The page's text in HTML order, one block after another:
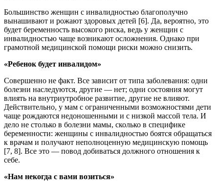
Большинство женщин с инвалидностью благополучно
вынашивают и рожают здоровых детей [6]. Да, вероятно, это
будет беременность высокого риска, ведь у женщин с
инвалидностью чаще возникают осложнения. Однако при
грамотной медицинской помощи риски можно снизить.
«Ребенок будет инвалидом»
Совершенно не факт. Все зависит от типа заболевания: одни
болезни наследуются, другие — нет; одни состояния могут
влиять на внутриутробное развитие, другие не влияют.
Действительно, у мам с ограниченными возможностями дети
чаще рождаются недоношенными и с низкой массой тела. И
дело не столько в болезни мамы, сколько в специфике
беременности: женщины с инвалидностью боятся обращаться
к врачам и получают неполноценную медицинскую помощь
[7, 8]. Все это — повод добиваться должного отношения к
себе.
«Нам некогда с вами возиться»